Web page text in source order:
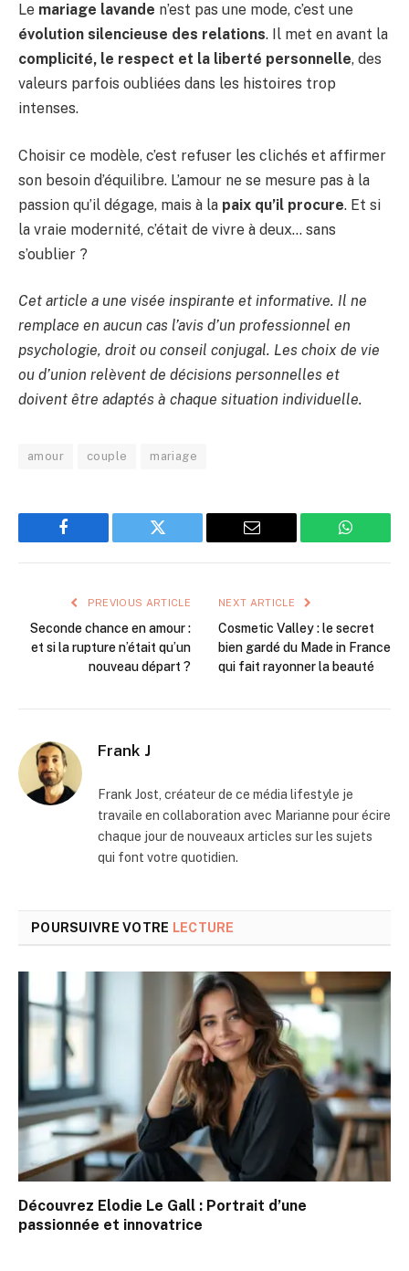
Le mariage lavande n’est pas une mode, c’est une
évolution silencieuse des relations. Il met en avant la
complicité, le respect et la liberté personnelle, des
valeurs parfois oubliées dans les histoires trop
intenses.
Choisir ce modèle, c’est refuser les clichés et affirmer
son besoin d’équilibre. L’amour ne se mesure pas à la
passion qu’il dégage, mais à la paix qu’il procure. Et si
la vraie modernité, c’était de vivre à deux… sans
s’oublier ?
Cet article a une visée inspirante et informative. Il ne
remplace en aucun cas l’avis d’un professionnel en
psychologie, droit ou conseil conjugal. Les choix de vie
ou d’union relèvent de décisions personnelles et
doivent être adaptés à chaque situation individuelle.
amour couple mariage
Facebook Twitter Email
PREVIOUS ARTICLE
Seconde chance en amour :
et si la rupture n’était qu’un
nouveau départ ?
NEXT ARTICLE
Cosmetic Valley : le secret
bien gardé du Made in France
qui fait rayonner la beauté
Frank J
Frank Jost, créateur de ce média lifestyle je
travaile en collaboration avec Marianne pour écire
chaque jour de nouveaux articles sur les sujets
qui font votre quotidien.
POURSUIVRE VOTRE LECTURE
Découvrez Elodie Le Gall : Portrait d’une
passionnée et innovatrice